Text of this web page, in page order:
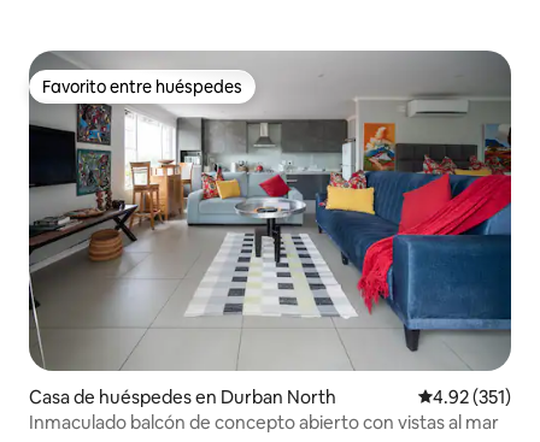
Favorito entre huéspedes
Favorito entre huéspedes
Casa de huéspedes en Durban North Calificación
4.92 (351)
Inmaculado balcón de concepto abierto con vistas al mar